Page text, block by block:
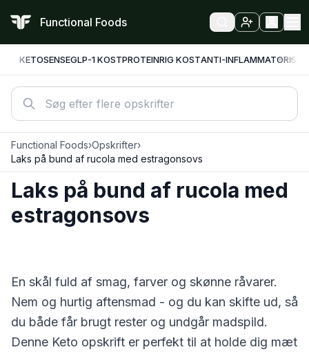
Functional Foods
KETOSENSEGLP-1 KOSTPROTEINRIG KOSTANTI-INFLAMMATORISK
Functional Foods›Opskrifter›
Laks på bund af rucola med estragonsovs
Laks på bund af rucola med
estragonsovs
En skål fuld af smag, farver og skønne råvarer.
Nem og hurtig aftensmad - og du kan skifte ud, så
du både får brugt rester og undgår madspild.
Denne Keto opskrift er perfekt til at holde dig mæt